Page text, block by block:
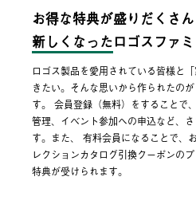
お得な特典が盛りだくさん
新しくなった ロゴスファミ
ロゴス製品を愛用されている皆様と
きたい。そんな思いから作られたの
す。 会員登録（無料）をすることで
管理、イベント参加への申込など、
す。また、 有料会員になることで、
レクションカタログ引換クーポンの
特典が受けられます。